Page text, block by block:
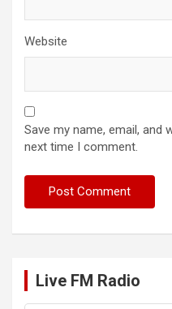
Website
Save my name, email, and
next time I comment.
Live FM Radio